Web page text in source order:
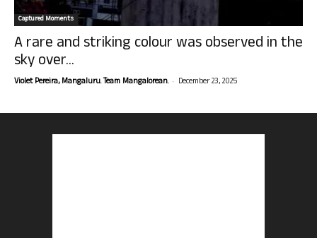
Captured Moments
A rare and striking colour was observed in the
sky over...
Violet Pereira, Mangaluru. Team Mangalorean. - December 23, 2025